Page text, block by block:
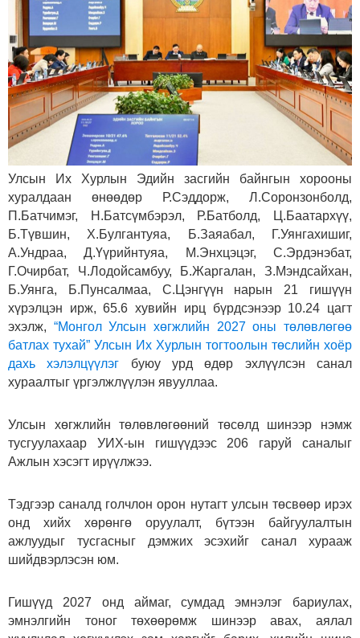
Улсын Их Хурлын Эдийн засгийн байнгын хорооны
хуралдаан өнөөдөр Р.Сэддорж, Л.Соронзонболд,
П.Батчимэг, Н.Батсүмбэрэл, Р.Батболд, Ц.Баатархүү,
Б.Түвшин, Х.Булгантуяа, Б.Заяабал, Г.Уянгахишиг,
А.Ундраа, Д.Үүрийнтуяа, М.Энхцэцэг, С.Эрдэнэбат,
Г.Очирбат, Ч.Лодойсамбуу, Б.Жаргалан, З.Мэндсайхан,
Б.Уянга, Б.Пунсалмаа, С.Цэнгүүн нарын 21 гишүүн
хүрэлцэн ирж, 65.6 хувийн ирц бүрдсэнээр 10.24 цагт
эхэлж, “Монгол Улсын хөгжлийн 2027 оны төлөвлөгөө
батлах тухай” Улсын Их Хурлын тогтоолын төслийн хоёр
дахь хэлэлцүүлэг буюу урд өдөр эхлүүлсэн санал
хураалтыг үргэлжлүүлэн явууллаа.
Улсын хөгжлийн төлөвлөгөөний төсөлд шинээр нэмж
тусгуулахаар УИХ-ын гишүүдээс 206 гаруй саналыг
Ажлын хэсэгт ирүүлжээ.
Тэдгээр саналд голчлон орон нутагт улсын төсвөөр ирэх
онд хийх хөрөнгө оруулалт, бүтээн байгуулалтын
ажлуудыг тусгасныг дэмжих эсэхийг санал хурааж
шийдвэрлэсэн юм.
Гишүүд 2027 онд аймаг, сумдад эмнэлэг бариулах,
эмнэлгийн тоног төхөөрөмж шинээр авах, аялал